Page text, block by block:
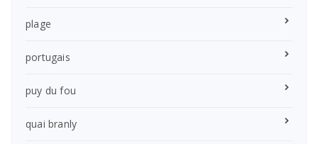
plage
portugais
puy du fou
quai branly